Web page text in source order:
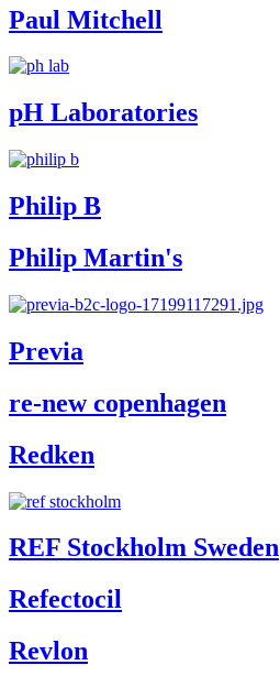
Paul Mitchell
pH Laboratories
Philip B
Philip Martin's
Previa
re-new copenhagen
Redken
REF Stockholm Sweden
Refectocil
Revlon